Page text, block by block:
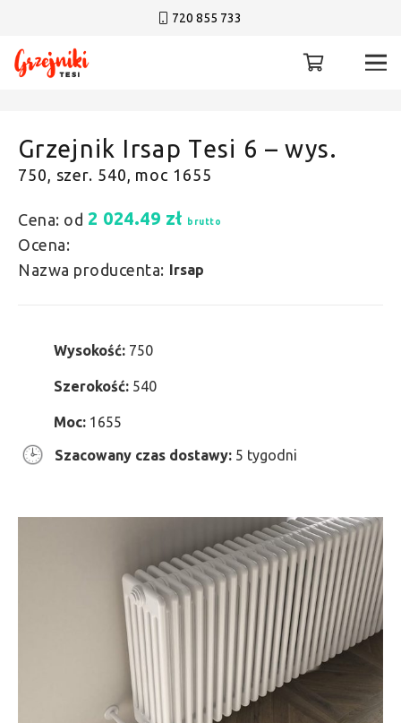
720 855 733
Grzejnik Irsap Tesi 6 – wys.
750, szer. 540, moc 1655
Cena: od 2 024.49 zł brutto
Ocena:
Nazwa producenta: Irsap
Wysokość: 750
Szerokość: 540
Moc: 1655
Szacowany czas dostawy: 5 tygodni